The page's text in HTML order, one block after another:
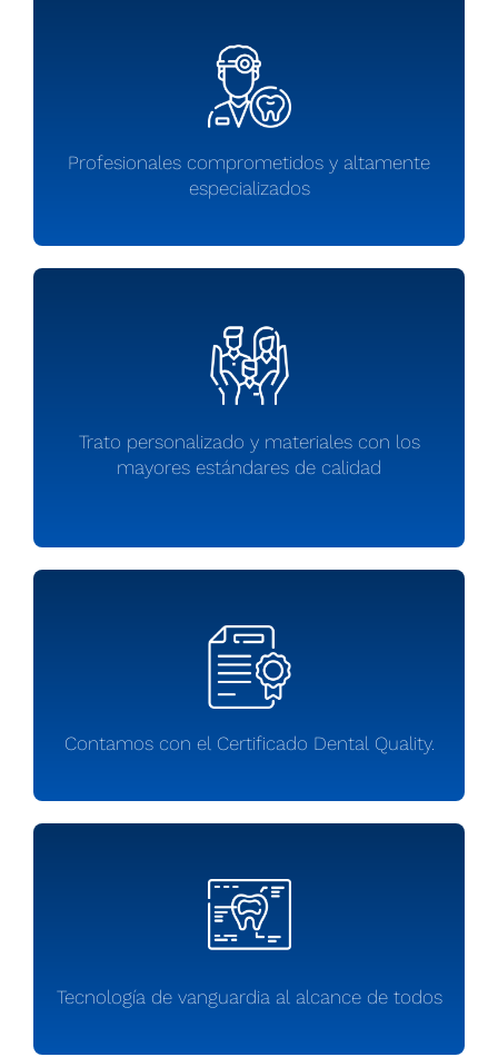
Profesionales comprometidos y altamente
especializados
Trato personalizado y materiales con los
mayores estándares de calidad
Contamos con el Certificado Dental Quality.
Tecnología de vanguardia al alcance de todos